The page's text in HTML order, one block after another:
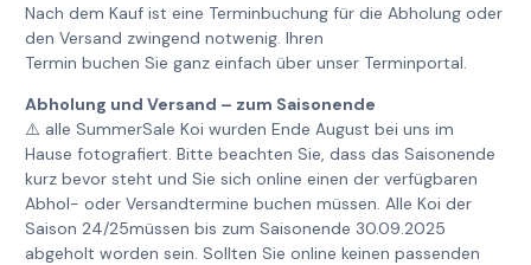
Nach dem Kauf ist eine Terminbuchung für die Abholung oder
den Versand zwingend notwenig. Ihren
Termin buchen Sie ganz einfach über unser Terminportal.
Abholung und Versand – zum Saisonende
⚠️ alle SummerSale Koi wurden Ende August bei uns im
Hause fotografiert. Bitte beachten Sie, dass das Saisonende
kurz bevor steht und Sie sich online einen der verfügbaren
Abhol- oder Versandtermine buchen müssen. Alle Koi der
Saison 24/25müssen bis zum Saisonende 30.09.2025
abgeholt worden sein. Sollten Sie online keinen passenden